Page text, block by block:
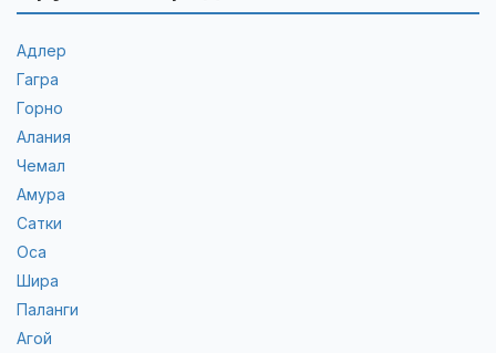
Адлер
Гагра
Горно
Алания
Чемал
Амура
Сатки
Оса
Шира
Паланги
Агой